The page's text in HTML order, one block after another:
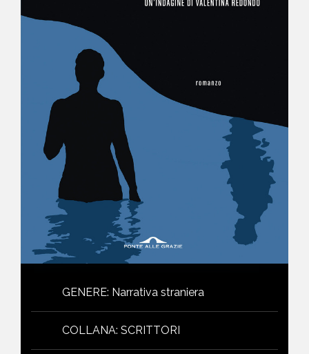
GENERE: Narrativa straniera
COLLANA: SCRITTORI